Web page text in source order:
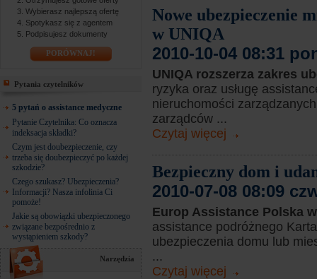
Wybierasz najlepszą ofertę
Spotykasz się z agentem
Podpisujesz dokumenty
PORÓWNAJ!
Pytania czytelników
5 pytań o assistance medyczne
Pytanie Czytelnika: Co oznacza
indeksacja składki?
Czym jest doubezpieczenie, czy
trzeba się doubezpieczyć po każdej
szkodzie?
Czego szukasz? Ubezpieczenia?
Informacji? Nasza infolinia Ci
pomoże!
Jakie są obowiązki ubezpieczonego
związane bezpośrednio z
wystąpieniem szkody?
Narzędzia
Nowe ubezpieczenie
w UNIQA
2010-10-04 08:31
UNIQA rozszerza zakres
ryzyka oraz usługę
nieruchomości
zarządców ...
Czytaj więcej
Bezpieczny dom i
2010-07-08 08:09
Europ Assistance Polska
assistance podróżnego
ubezpieczenia domu lub
...
Czytaj więcej